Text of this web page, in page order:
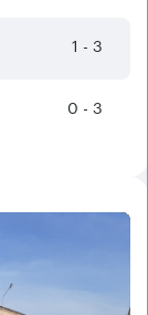
1 - 3
0 - 3